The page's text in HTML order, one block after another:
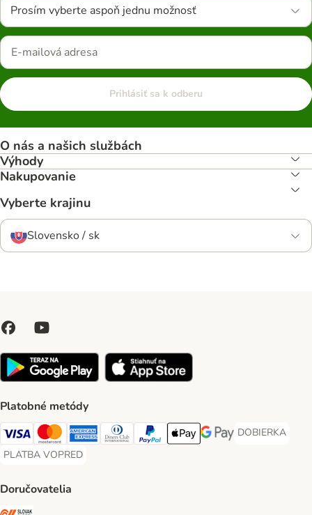
Prosím vyberte aspoň jednu možnosť
Prihlásiť sa k odberu
O nás a našich službách
Výhody
Nakupovanie
Vyberte krajinu
Slovensko / sk
Platobné metódy
Visa Payment Method
Mastercard Payment Method
American Express Payment Method
Diners Club Payment Method
PayPal Payment Method
Apple Pay Payment Method
Google Pay Payment
DOBIERKA
DOBIERKA
PLATBA VOPRED
PLATBA VOPRED Payment Method
Doručovatelia